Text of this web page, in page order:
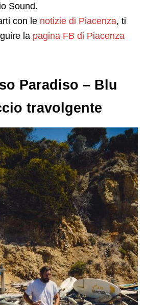
Sound.
con le notizie di Piacenza, ti
la pagina FB di Piacenza
Paradiso – Blu
travolgente